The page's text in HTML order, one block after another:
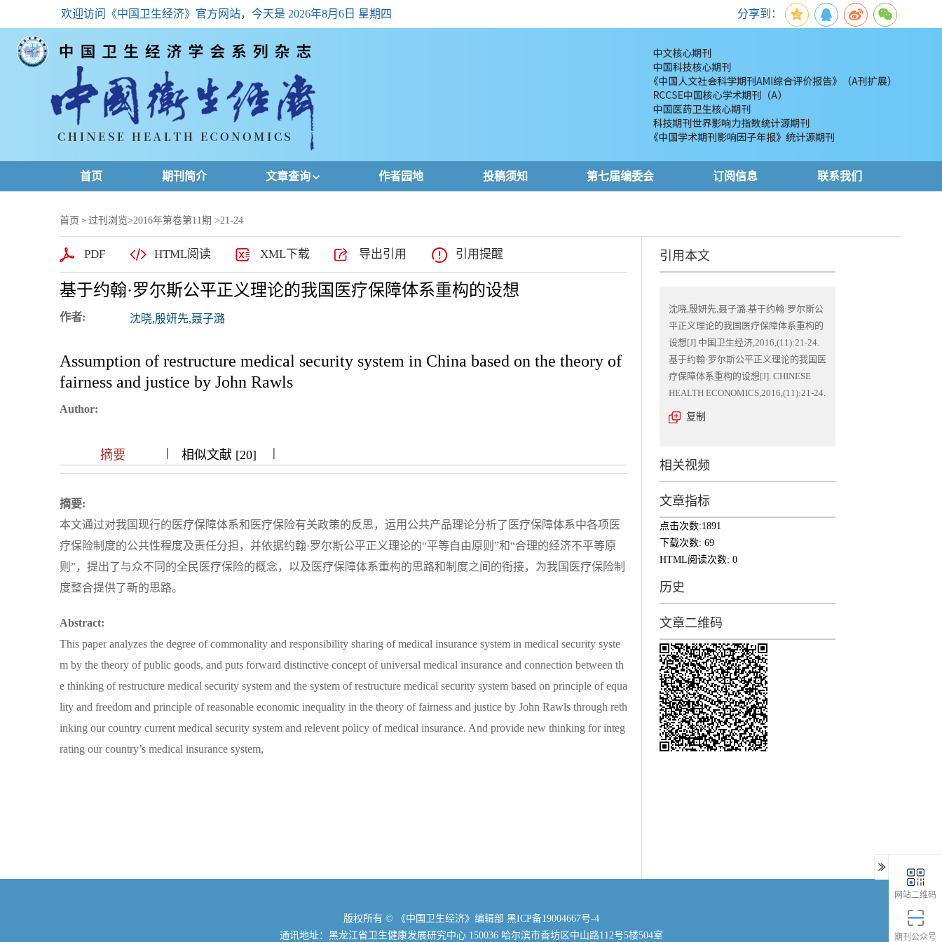
欢迎访问《中国卫生经济》官方网站，今天是 2026年8月6日 星期四 分享到：
首页 期刊简介 文章查询
高级查询
下载排名
作者园地 投稿须知 第七届编委会 订阅信息 联系我们
首页 > 过刊浏览>2016年第卷第11期 >21-24
PDF HTML阅读 XML下载 导出引用 引用提醒
基于约翰·罗尔斯公平正义理论的我国医疗保障体系重构的设想
作者: 沈晓,殷妍先,聂子潞
Assumption of restructure medical security system in China based on the theory of
fairness and justice by John Rawls
Author:
摘要 |||| 相似文献 [20] |||
摘要:
本文通过对我国现行的医疗保障体系和医疗保险有关政策的反思，运用公共产品理论分析了医疗保障体系中各项医
疗保险制度的公共性程度及责任分担，并依据约翰·罗尔斯公平正义理论的“平等自由原则”和“合理的经济不平等原
则”，提出了与众不同的全民医疗保险的概念，以及医疗保障体系重构的思路和制度之间的衔接，为我国医疗保险制
度整合提供了新的思路。
Abstract:
This paper analyzes the degree of commonality and responsibility sharing of medical insurance system in medical security syste
m by the theory of public goods, and puts forward distinctive concept of universal medical insurance and connection between th
e thinking of restructure medical security system and the system of restructure medical security system based on principle of equa
lity and freedom and principle of reasonable economic inequality in the theory of fairness and justice by John Rawls through reth
inking our country current medical security system and relevent policy of medical insurance. And provide new thinking for integ
rating our country’s medical insurance system,
引用本文
沈晓,殷妍先,聂子潞.基于约翰·罗尔斯公
平正义理论的我国医疗保障体系重构的
设想[J].中国卫生经济,2016,(11):21-24.
基于约翰·罗尔斯公平正义理论的我国医
疗保障体系重构的设想[J]. CHINESE
HEALTH ECONOMICS,2016,(11):21-24.
复制
相关视频
文章指标
点击次数:1891
下载次数: 69
HTML阅读次数: 0
历史
文章二维码
版权所有 © 《中国卫生经济》编辑部 黑ICP备19004667号-4
通讯地址：黑龙江省卫生健康发展研究中心 150036 哈尔滨市香坊区中山路112号5楼504室
网站二维码
期刊公众号